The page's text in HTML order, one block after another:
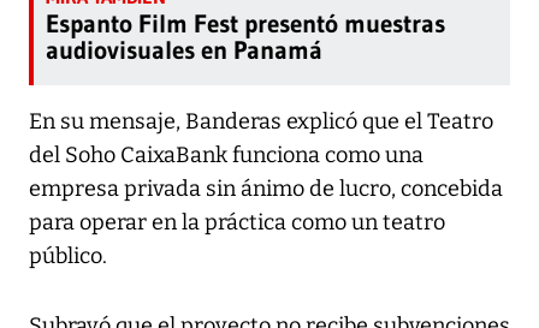
Espanto Film Fest presentó muestras
audiovisuales en Panamá
En su mensaje, Banderas explicó que el Teatro
del Soho CaixaBank funciona como una
empresa privada sin ánimo de lucro, concebida
para operar en la práctica como un teatro
público.